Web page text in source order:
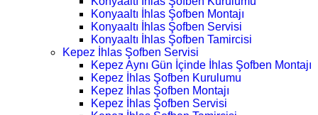
Konyaaltı İhlas Şofben Montajı
Konyaaltı İhlas Şofben Servisi
Konyaaltı İhlas Şofben Tamircisi
Kepez İhlas Şofben Servisi
Kepez Aynı Gün İçinde İhlas Şofben Montajı
Kepez İhlas Şofben Kurulumu
Kepez İhlas Şofben Montajı
Kepez İhlas Şofben Servisi